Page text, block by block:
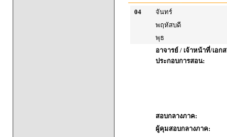
04
จันทร์
พฤหัสบดี
พุธ
อาจารย์ / เจ้าหน้าที่/เอก
ประกอบการสอน:
สอบกลางภาค:
ผู้คุมสอบกลางภาค: